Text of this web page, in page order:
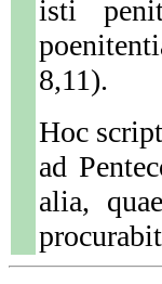
isti
8,11).
Hoc
ad
alia,